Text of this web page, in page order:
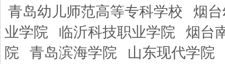
青岛幼儿师范高等专科学校
烟
业学院
临沂科技职业学院
烟台
院
青岛滨海学院
山东现代学院